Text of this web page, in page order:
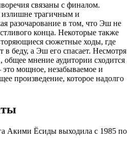
связаны с финалом.
излишне трагичным и
разочарование в том, что Эш не
конца. Некоторые также
сюжетные ходы, где
беду, а Эш его спасает. Несмотря
мнение аудитории сходится
мощное, незабываемое и
произведение, которое надолго
Акими Ёсиды выходила с 1985 по